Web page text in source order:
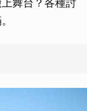
舞台？各種討